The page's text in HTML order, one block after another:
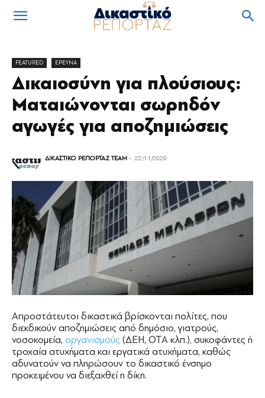
FEATURED ΕΡΕΥΝΑ
Δικαιοσύνη για πλούσιους:
Ματαιώνονται σωρηδόν
αγωγές για αποζημιώσεις
ΔΙΚΑΣΤΙΚΟ ΡΕΠΟΡΤΑΖ TEAM - 22/11/2020
Απροστάτευτοι δικαστικά βρίσκονται πολίτες, που
διεκδικούν αποζημιώσεις από δημόσιο, γιατρούς,
νοσοκομεία, οργανισμούς (ΔΕΗ, ΟΤΑ κλπ.), συκοφάντες ή
τροχαία ατυχήματα και εργατικά ατυχήματα, καθώς
αδυνατούν να πληρώσουν το δικαστικό ένσημο
προκειμένου να διεξαχθεί η δίκη.